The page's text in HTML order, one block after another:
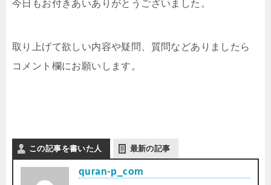
今日もお付きあいありがとうございました。
取り上げて欲しい内容や疑問、質問などありましたら
コメント欄にお願いします。
この記事を書いた人 最新の記事
quran-p_com